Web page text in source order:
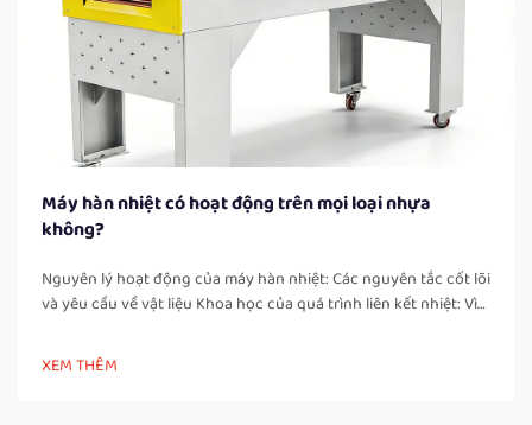
Máy hàn nhiệt có hoạt động trên mọi loại nhựa
không?
Nguyên lý hoạt động của máy hàn nhiệt: Các nguyên tắc cốt lõi
và yêu cầu về vật liệu Khoa học của quá trình liên kết nhiệt: Vì
tin cậy Máy hàn nhiệt hoạt động bằng cách tạo ra các mối nối
chắc chắn, không rò rỉ thông qua việc làm nóng chảy và gắn
XEM THÊM